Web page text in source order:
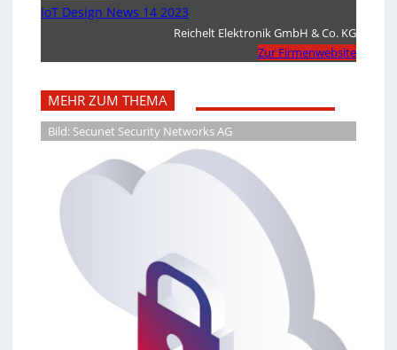
IoT Design News 14 2023
Reichelt Elektronik GmbH & Co. KG
Zur Firmenwebsite
MEHR ZUM THEMA
Bild: Secunet Security Networks AG